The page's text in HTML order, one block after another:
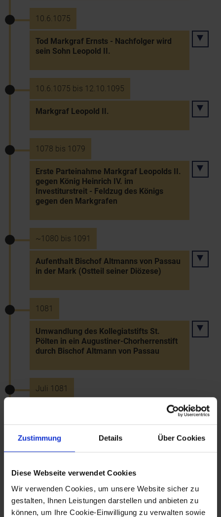
Zustimmung Details Über Cookies
Diese Webseite verwendet Cookies
Wir verwenden Cookies, um unsere Website sicher zu
gestalten, Ihnen Leistungen darstellen und anbieten zu
können, um Ihre Cookie-Einwilligung zu verwalten sowie
10.6.1075
Tod Markgraf Ernsts - Nachfolger wird
sein Sohn Leopold II.
10.6.1075 bis 12.10.1095
Markgraf Leopold II.
1078 bis 1079
Erste Parteinahme Markgraf Leopolds II.
gegen König Heinrich IV. im
Investiturstreit - Feldzug des Königs
gegen den Markgrafen
~1080 bis 1091
Aufenthalt Bischof Altmanns von Passau
in der Mark (Ostteil seiner Diözese)
1081
Umwandlung des Kollegiatstifts St.
Pölten in ein Augustiner-Chorherrenstift
durch Bischof Altmann von Passau
Juli 1081
Parteinahme Markgraf Leopolds II. für
12.5.1082
Schlacht bei Mailberg: vernichtende
Niederlage Markgraf Leopolds II. gegen
Herzog Wratislaw von Böhmen